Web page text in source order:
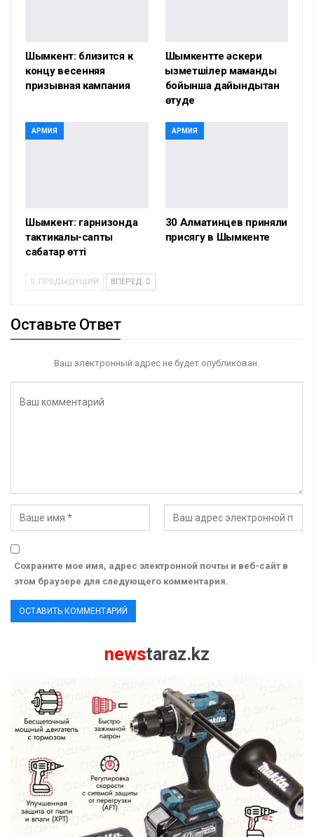
Шымкент: близится к
концу весенняя
призывная кампания
Шымкентте әскери
қызметшілер мамандық
бойынша дайындықтан
өтуде
АРМИЯ
Шымкент: гарнизонда
тактикалық-саптық
сабақтар өтті
АРМИЯ
30 Алматинцев приняли
присягу в Шымкенте
ПРЕДЫДУЩИЙ ВПЕРЕД
Оставьте Ответ
Ваш электронный адрес не будет опубликован.
Сохраните мое имя, адрес электронной почты и веб-сайт в
этом браузере для следующего комментария.
newstaraz.kz